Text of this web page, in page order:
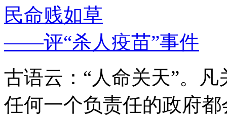
民命贱如草
——评“杀人疫苗”事件
古语云：“人命关天”。
任何一个负责任的政府